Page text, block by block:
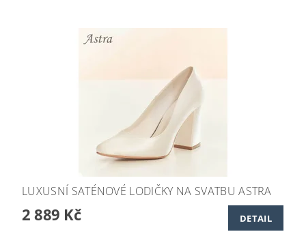
LUXUSNÍ SATÉNOVÉ LODIČKY NA SVATBU ASTRA
2 889 Kč DETAIL